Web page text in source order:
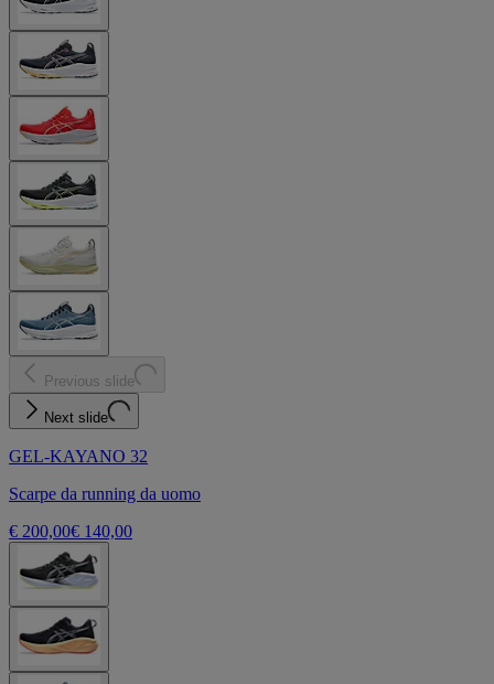
Previous slide
Next slide
GEL-KAYANO 32
Scarpe da running da uomo
€ 200,00€ 140,00